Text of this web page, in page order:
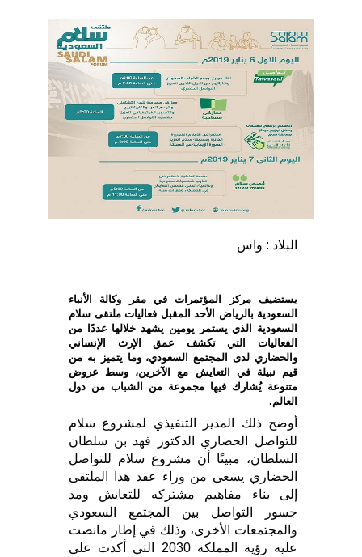
البلاد : واس
يستضيف مركز المؤتمرات في مقر وكالة الأنباء
السعودية بالرياض الأحد المقبل فعاليات ملتقى سلام
السعودية الذي يستمر يومين يشهد خلالها عددًا من
الفعاليات التي تكشف عمق الإرث الإنساني
والحضاري لدى المجتمع السعودي، وما يتميز به من
قيم نبيلة في التعايش مع الآخرين، وسط عروض
متنوعة يُشارك فيها مجموعة من الشباب من دول
العالم.
أوضح ذلك المدير التنفيذي لمشروع سلام
للتواصل الحضاري الدكتور فهد بن سلطان
السلطان، مبينًا أن مشروع سلام للتواصل
الحضاري يسعى من وراء عقد هذا الملتقى
إلى بناء مفاهيم مشتركه للتعايش ومد
جسور التواصل بين المجتمع السعودي
والمجتمعات الأخرى، وذلك في إطار مانصت
عليه رؤية المملكة 2030 التي أكدت على